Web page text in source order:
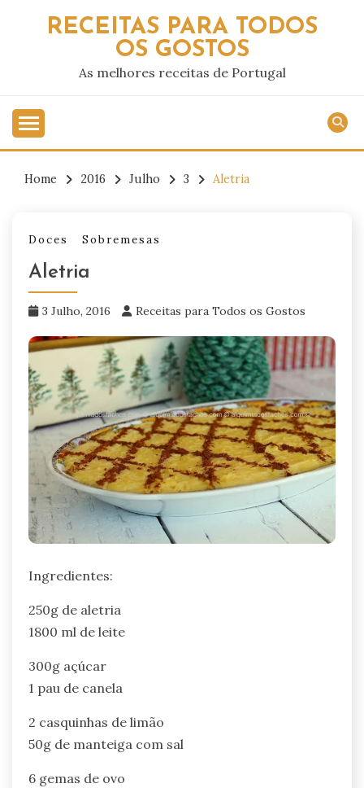
RECEITAS PARA TODOS
OS GOSTOS
As melhores receitas de Portugal
Home 2016 Julho 3 Aletria
Doces Sobremesas
Aletria
3 Julho, 2016 Receitas para Todos os Gostos
Ingredientes:
250g de aletria
1800 ml de leite
300g açúcar
1 pau de canela
2 casquinhas de limão
50g de manteiga com sal
6 gemas de ovo